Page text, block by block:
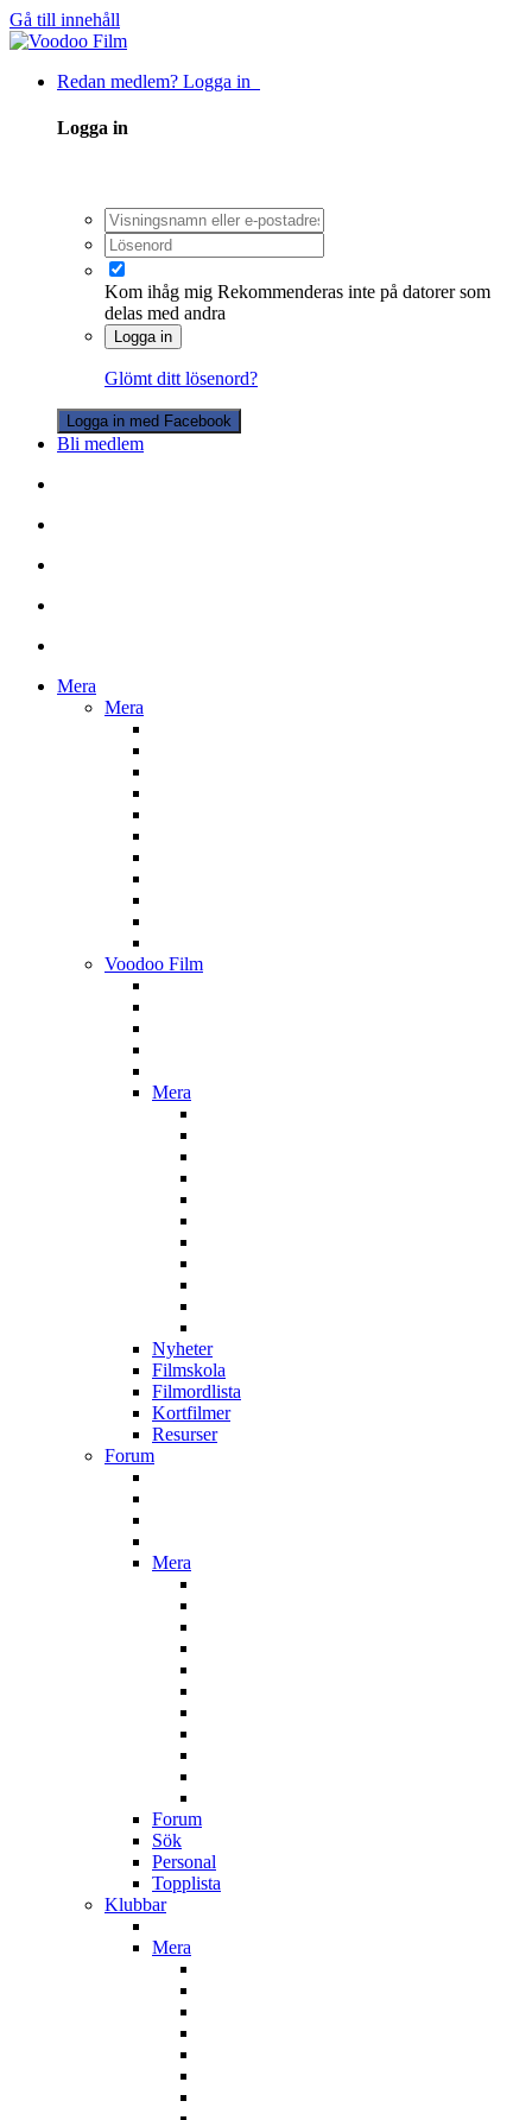
Gå till innehåll
Redan medlem? Logga in
Logga in
Kom ihåg mig Rekommenderas inte på datorer som
delas med andra
Logga in
Glömt ditt lösenord?
Logga in med Facebook
Bli medlem
Mera
Mera
Voodoo Film
Mera
Nyheter
Filmskola
Filmordlista
Kortfilmer
Resurser
Forum
Mera
Forum
Sök
Personal
Topplista
Klubbar
Mera